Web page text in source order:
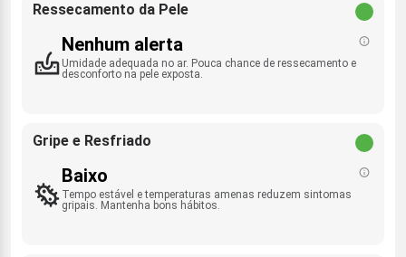
Ressecamento da Pele
Nenhum alerta
Umidade adequada no ar. Pouca chance de ressecamento e
desconforto na pele exposta.
Gripe e Resfriado
Baixo
Tempo estável e temperaturas amenas reduzem sintomas
gripais. Mantenha bons hábitos.